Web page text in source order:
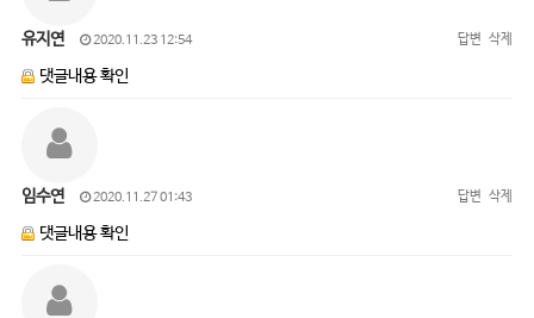
유지연 2020.11.23 12:54 답변 삭제
댓글내용 확인
임수연 2020.11.27 01:43 답변 삭제
댓글내용 확인